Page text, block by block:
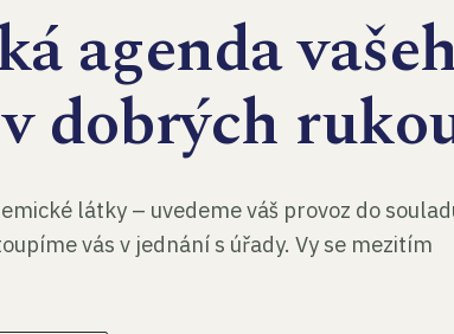
agenda
dobrých
látky – uvedeme váš provoz do
vás v jednání s úřady. Vy se mezitím